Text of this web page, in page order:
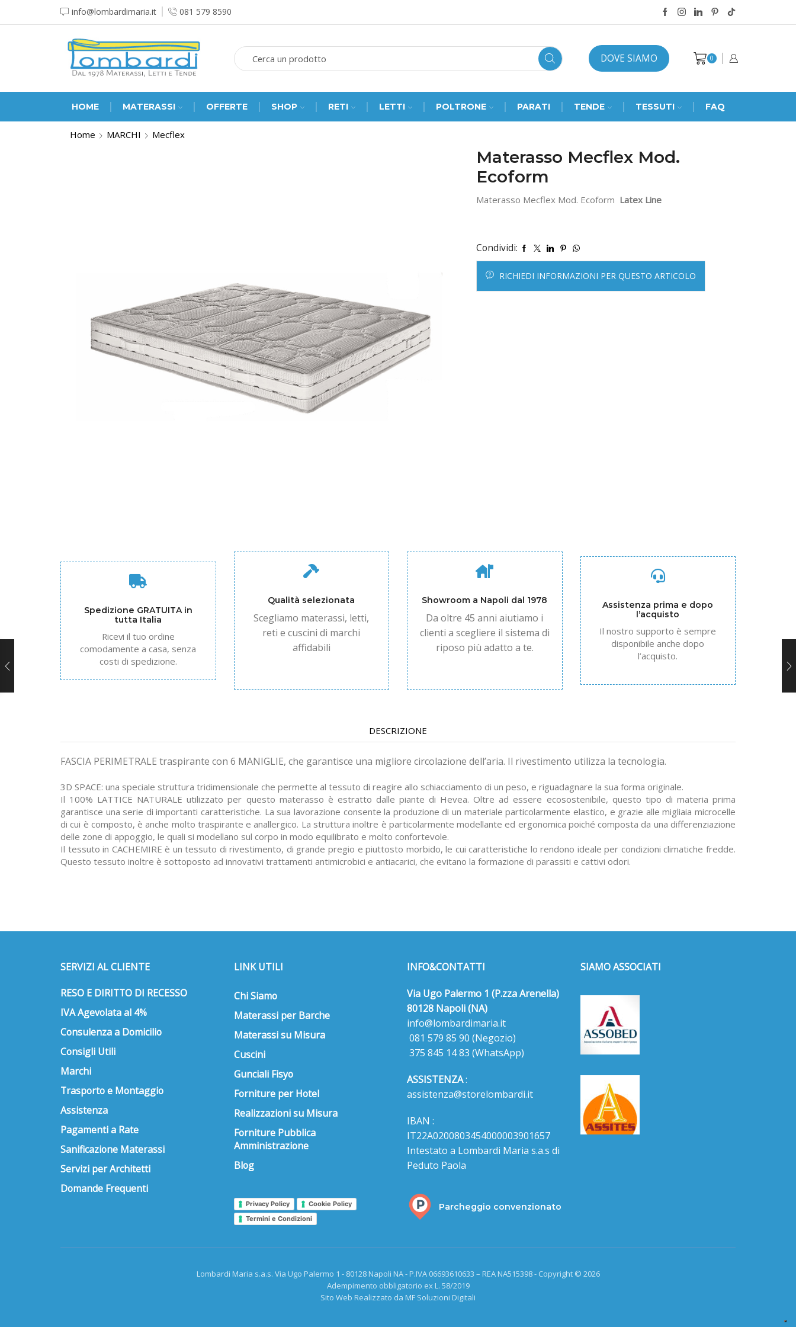
info@lombardimaria.it 081 579 8590
DOVE SIAMO 0
HOME MATERASSI OFFERTE SHOP RETI LETTI POLTRONE PARATI TENDE TESSUTI FAQ
Home MARCHI Mecflex
Materasso Mecflex Mod.
Ecoform
Materasso Mecflex Mod. Ecoform Latex Line
Condividi:
RICHIEDI INFORMAZIONI PER QUESTO ARTICOLO
Spedizione GRATUITA in
tutta Italia
Ricevi il tuo ordine
comodamente a casa, senza
costi di spedizione.
Qualità selezionata
Scegliamo materassi, letti,
reti e cuscini di marchi
affidabili
Showroom a Napoli dal 1978
Da oltre 45 anni aiutiamo i
clienti a scegliere il sistema di
riposo più adatto a te.
Assistenza prima e dopo
l’acquisto
Il nostro supporto è sempre
disponibile anche dopo
l’acquisto.
DESCRIZIONE
FASCIA PERIMETRALE traspirante con 6 MANIGLIE, che garantisce una migliore circolazione dell’aria. Il rivestimento utilizza la tecnologia.
3D SPACE: una speciale struttura tridimensionale che permette al tessuto di reagire allo schiacciamento di un peso, e riguadagnare la sua forma originale.
Il 100% LATTICE NATURALEutilizzato per questo materasso è estratto dalle piante di Hevea. Oltre ad essere ecosostenibile, questo tipo di materia prima
garantisce una serie di importanti caratteristiche. La sua lavorazione consente la produzione di un materiale particolarmente elastico, e grazie alle migliaia microcelle
di cui è composto, è anche molto traspirante e anallergico. La struttura inoltre è particolarmente modellante ed ergonomica poiché composta da una differenziazione
delle zone di appoggio, le quali si modellano sul corpo in modo equilibrato e molto confortevole.
Il tessuto in CACHEMIREè un tessuto di rivestimento, di grande pregio e piuttosto morbido, le cui caratteristiche lo rendono ideale per condizioni climatiche fredde.
Questo tessuto inoltre è sottoposto ad innovativi trattamenti antimicrobici e antiacarici, che evitano la formazione di parassiti e cattivi odori.
SERVIZI AL CLIENTE
RESO E DIRITTO DI RECESSO
IVA Agevolata al 4%
Consulenza a Domicilio
Consigli Utili
Marchi
Trasporto e Montaggio
Assistenza
Pagamenti a Rate
Sanificazione Materassi
Servizi per Architetti
Domande Frequenti
LINK UTILI
Chi Siamo
Materassi per Barche
Materassi su Misura
Cuscini
Gunciali Fisyo
Forniture per Hotel
Realizzazioni su Misura
Forniture Pubblica
Amministrazione
Blog
Privacy Policy
Cookie Policy
Termini e Condizioni
INFO&CONTATTI
Via Ugo Palermo 1 (P.zza Arenella)
80128 Napoli (NA)
info@lombardimaria.it
081 579 85 90 (Negozio)
375 845 14 83 (WhatsApp)
ASSISTENZA:
assistenza@storelombardi.it
IBAN :
IT22A0200803454000003901657
Intestato a Lombardi Maria s.a.s di
Peduto Paola
Parcheggio convenzionato
SIAMO ASSOCIATI
Lombardi Maria s.a.s. Via Ugo Palermo 1 - 80128 Napoli NA - P.IVA 06693610633 – REA NA515398 - Copyright © 2026
Adempimento obbligatorio ex L. 58/2019
Sito Web Realizzato da MF Soluzioni Digitali